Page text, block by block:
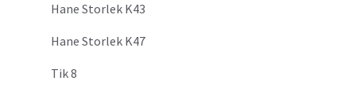
Hane Storlek K43
Hane Storlek K47
Tik 8